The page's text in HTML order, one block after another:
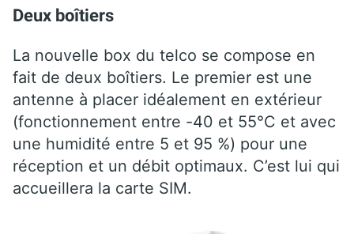
Deux boîtiers
La nouvelle box du telco se compose en
fait de deux boîtiers. Le premier est une
antenne à placer idéalement en extérieur
(fonctionnement entre -40 et 55°C et avec
une humidité entre 5 et 95 %) pour une
réception et un débit optimaux. C’est lui qui
accueillera la carte SIM.